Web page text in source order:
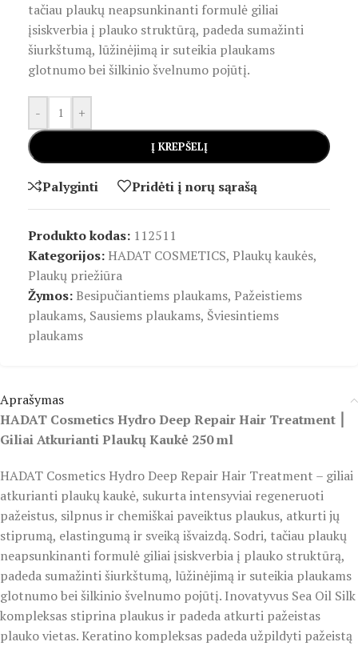
tačiau plaukų neapsunkinanti formulė giliai
įsiskverbia į plauko struktūrą, padeda sumažinti
šiurkštumą, lūžinėjimą ir suteikia plaukams
glotnumo bei šilkinio švelnumo pojūtį.
- +
Į KREPŠELĮ
Palyginti Pridėti į norų sąrašą
Produkto kodas: 112511
Kategorijos: HADAT COSMETICS, Plaukų kaukės,
Plaukų priežiūra
Žymos: Besipučiantiems plaukams, Pažeistiems
plaukams, Sausiems plaukams, Šviesintiems
plaukams
Aprašymas
HADAT Cosmetics Hydro Deep Repair Hair Treatment ⎮
Giliai Atkurianti Plaukų Kaukė 250 ml
HADAT Cosmetics Hydro Deep Repair Hair Treatment – giliai
atkurianti plaukų kaukė, sukurta intensyviai regeneruoti
pažeistus, silpnus ir chemiškai paveiktus plaukus, atkurti jų
stiprumą, elastingumą ir sveiką išvaizdą. Sodri, tačiau plaukų
neapsunkinanti formulė giliai įsiskverbia į plauko struktūrą,
padeda sumažinti šiurkštumą, lūžinėjimą ir suteikia plaukams
glotnumo bei šilkinio švelnumo pojūtį. Inovatyvus Sea Oil Silk
kompleksas stiprina plaukus ir padeda atkurti pažeistas
plauko vietas. Keratino kompleksas padeda užpildyti pažeistą